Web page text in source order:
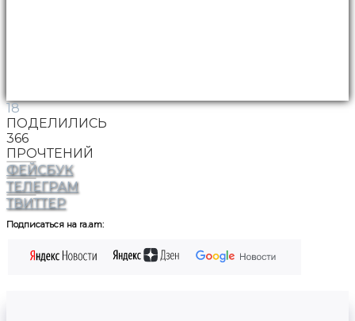
18
ПОДЕЛИЛИСЬ
366
ПРОЧТЕНИЙ
ФЕЙСБУК
ТЕЛЕГРАМ
ТВИТТЕР
Подписаться на ra.am: